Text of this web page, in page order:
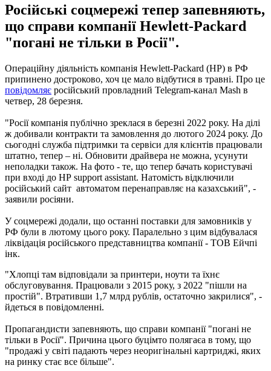
Російські соцмережі тепер запевняють,
що справи компанії Hewlett-Packard
"погані не тільки в Росії".
Операційну діяльність компанія Hewlett-Packard (HP) в РФ
припинено достроково, хоч це мало відбутися в травні. Про це
повідомляє російський провладний Telegram-канал Mash в
четвер, 28 березня.
"Росії компанія публічно зреклася в березні 2022 року. На ділі
ж добивали контракти та замовлення до лютого 2024 року. До
сьогодні служба підтримки та сервіси для клієнтів працювали
штатно, тепер – ні. Обновити драйвера не можна, усунути
неполадки також. На фото - те, що тепер бачать користувачі
при вході до НР support assistant. Натомість відключили
російський сайт автоматом перенаправляє на казахський", -
заявили росіяни.
У соцмережі додали, що останні поставки для замовників у
РФ були в лютому цього року. Паралельно з цим відбувалася
ліквідація російського представництва компанії - ТОВ Ейчпі
інк.
"Хлопці там відповідали за принтери, ноути та їхнє
обслуговування. Працювали з 2015 року, з 2022 "пішли на
простій". Втративши 1,7 млрд рублів, остаточно закрилися", -
йдеться в повідомленні.
Пропагандисти запевняють, що справи компанії "погані не
тільки в Росії". Причина цього буцімто полягаєа в тому, що
"продажі у світі падають через неоригінальні картриджі, яких
на ринку стає все більше".